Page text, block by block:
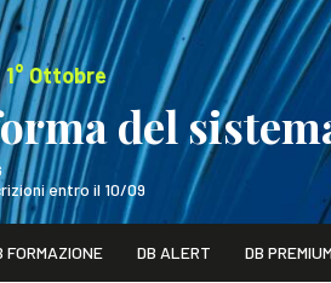
Ottobre
del
entro il 10/09
WEBINAR / 1° Ottobre
FORMAZIONE DB ALERT DB PREMIUM